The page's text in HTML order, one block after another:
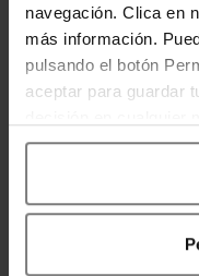
navegación. Clica en
más información.
pulsando el botón
aceptar para guardar